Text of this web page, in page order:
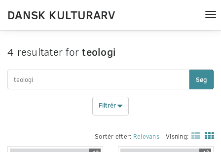
DANSK KULTURARV
4 resultater forteologi
Søg
Filtrér
Sortér efter: Relevans Visning: